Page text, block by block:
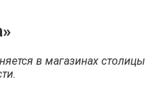
в магазинах столицы